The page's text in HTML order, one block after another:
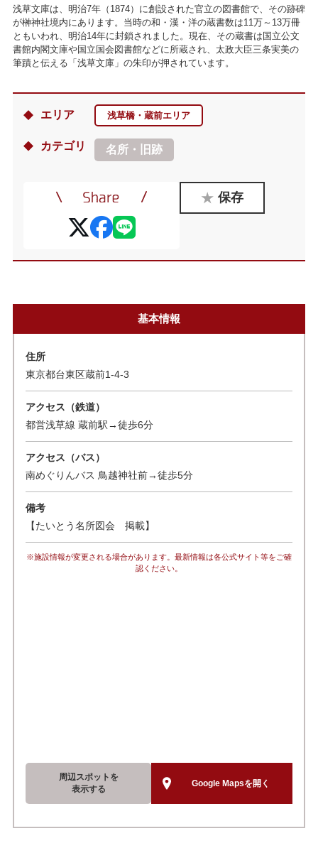
浅草文庫は、明治7年（1874）に創設された官立の図書館で、その跡碑
が榊神社境内にあります。当時の和・漢・洋の蔵書数は11万～13万冊
ともいわれ、明治14年に封鎖されました。現在、その蔵書は国立公文
書館内閣文庫や国立国会図書館などに所蔵され、太政大臣三条実美の
筆蹟と伝える「浅草文庫」の朱印が押されています。
エリア 浅草橋・蔵前エリア
カテゴリ 名所・旧跡
保存
基本情報
住所
東京都台東区蔵前1-4-3
アクセス（鉄道）
都営浅草線 蔵前駅→徒歩6分
アクセス（バス）
南めぐりんバス 鳥越神社前→徒歩5分
備考
【たいとう名所図会 掲載】
※施設情報が変更される場合があります。最新情報は各公式サイト等をご確
認ください。
周辺スポットを
表示する
Google Mapsを開く